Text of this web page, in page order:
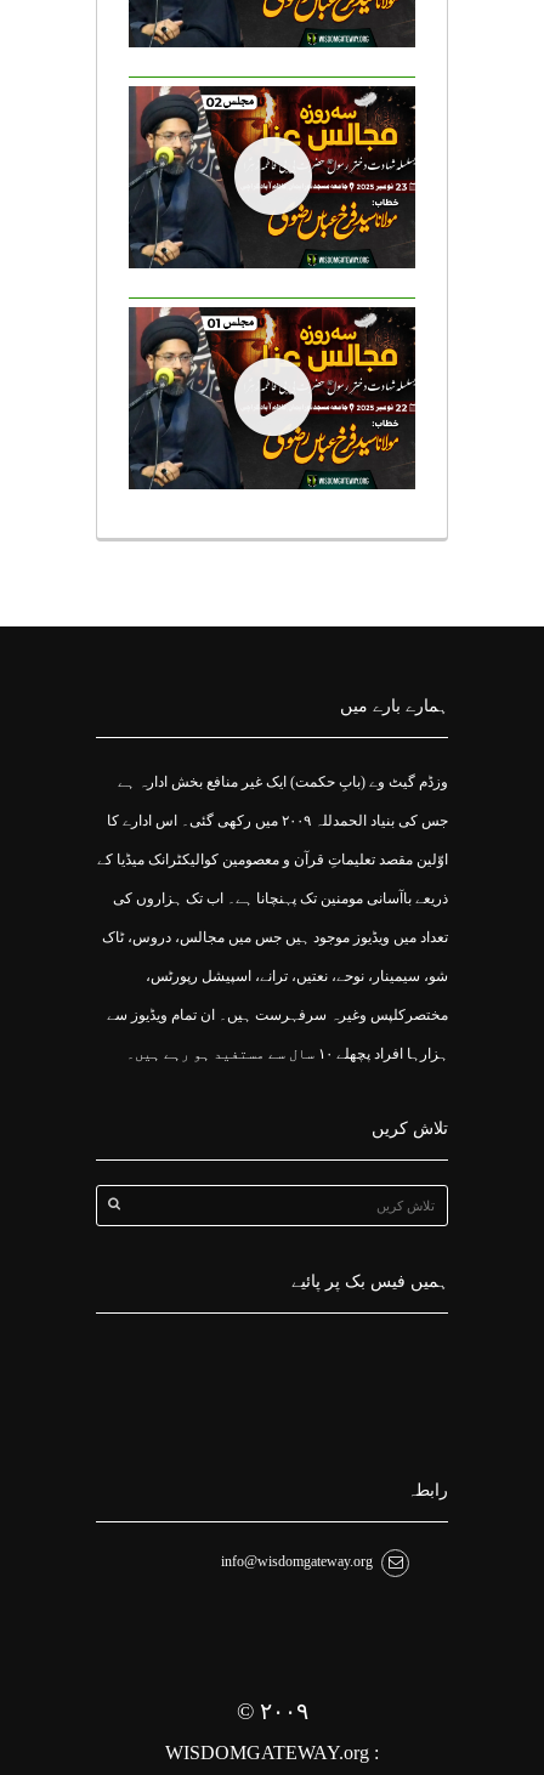
ہمارے بارے میں
وزڈم گیٹ وے (بابِ حکمت) ایک غیر منافع بخش ادارہ ہے
جس کی بنیاد الحمدللہ ۲۰۰۹ میں رکھی گئی۔ اس ادارے کا
اوّلین مقصد تعلیماتِ قرآن و معصومین کوالیکٹرانک میڈیا کے
ذریعے باآسانی مومنین تک پہنچانا ہے۔ اب تک ہزاروں کی
تعداد میں ویڈیوز موجود ہیں جس میں مجالس، دروس، ٹاک
شو، سیمینار، نوحے، نعتیں، ترانے، اسپیشل رپورٹس،
مختصرکلپس وغیرہ سرفہرست ہیں۔ ان تمام ویڈیوز سے
ہزارہا افراد پچھلے ۱۰ سال سے مستفید ہو رہے ہیں۔
تلاش کریں
ہمیں فیس بک پر پائیے
رابطہ
info@wisdomgateway.org
۲۰ ۰۹ ©
WISDOMGATEWAY.org :